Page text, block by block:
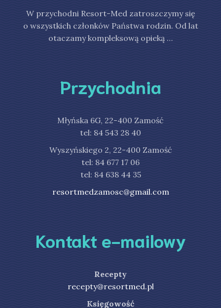
W przychodni Resort-Med zatroszczymy się
o wszystkich członków Państwa rodzin. Od lat
otaczamy kompleksową opieką …
Przychodnia
Młyńska 6G, 22-400 Zamość
tel: 84 543 28 40
Wyszyńskiego 2, 22-400 Zamość
tel: 84 677 17 06
tel: 84 638 44 35
resortmedzamosc@gmail.com
Kontakt e-mailowy
Recepty
recepty@resortmed.pl
Księgowość